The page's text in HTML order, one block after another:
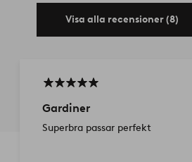
Visa alla recensioner (8)
Gardiner
Superbra passar perfekt